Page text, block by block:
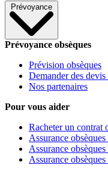
Prévoyance
Prévoyance obsèques
Prévision obsèques
Demander des
Nos partenaires
Pour vous aider
Racheter un contrat
Assurance
Assurance
Assurance